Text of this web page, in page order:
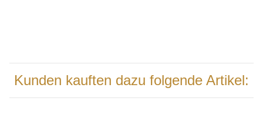
Kunden kauften dazu folgende Artikel: